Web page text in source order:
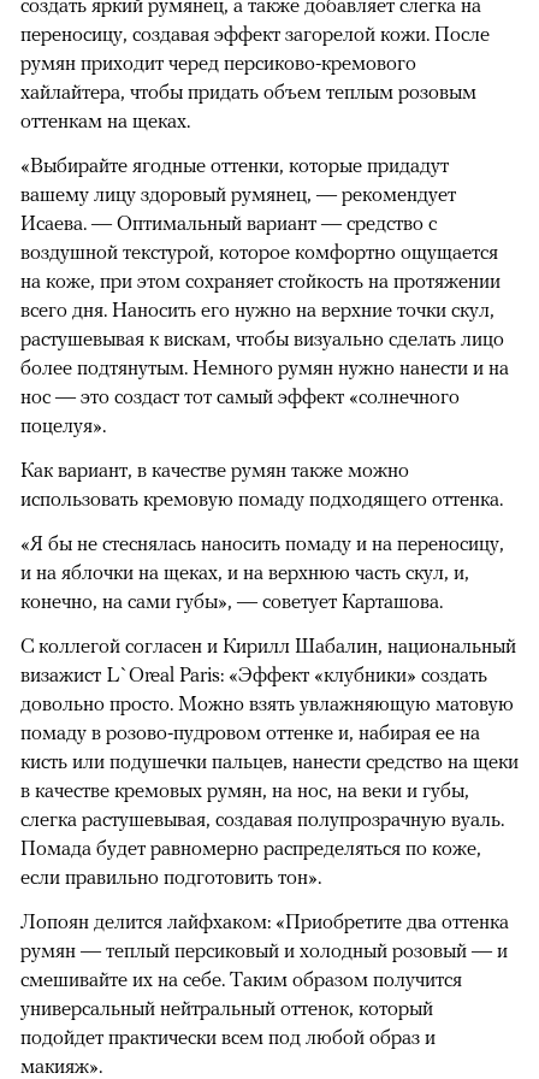
создать яркий румянец, а также добавляет слегка на
переносицу, создавая эффект загорелой кожи. После
румян приходит черед персиково-кремового
хайлайтера, чтобы придать объем теплым розовым
оттенкам на щеках.
«Выбирайте ягодные оттенки, которые придадут
вашему лицу здоровый румянец, — рекомендует
Исаева. — Оптимальный вариант — средство с
воздушной текстурой, которое комфортно ощущается
на коже, при этом сохраняет стойкость на протяжении
всего дня. Наносить его нужно на верхние точки скул,
растушевывая к вискам, чтобы визуально сделать лицо
более подтянутым. Немного румян нужно нанести и на
нос — это создаст тот самый эффект «солнечного
поцелуя».
Как вариант, в качестве румян также можно
использовать кремовую помаду подходящего оттенка.
«Я бы не стеснялась наносить помаду и на переносицу,
и на яблочки на щеках, и на верхнюю часть скул, и,
конечно, на сами губы», — советует Карташова.
С коллегой согласен и Кирилл Шабалин, национальный
визажист L`Oreal Paris: «Эффект «клубники» создать
довольно просто. Можно взять увлажняющую матовую
помаду в розово-пудровом оттенке и, набирая ее на
кисть или подушечки пальцев, нанести средство на щеки
в качестве кремовых румян, на нос, на веки и губы,
слегка растушевывая, создавая полупрозрачную вуаль.
Помада будет равномерно распределяться по коже,
если правильно подготовить тон».
Лопоян делится лайфхаком: «Приобретите два оттенка
румян — теплый персиковый и холодный розовый — и
смешивайте их на себе. Таким образом получится
универсальный нейтральный оттенок, который
подойдет практически всем под любой образ и
макияж».